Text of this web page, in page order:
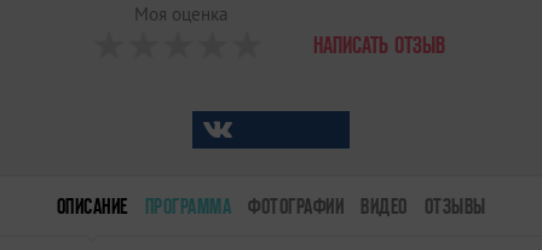
Моя оценка
НАПИСАТЬ ОТЗЫВ
ОПИСАНИЕ ПРОГРАММА ФОТОГРАФИИ ВИДЕО ОТЗЫВЫ